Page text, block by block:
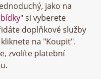
jako na
" si vyberete
doplňkové služby
na "Koupit".
zvolíte platební